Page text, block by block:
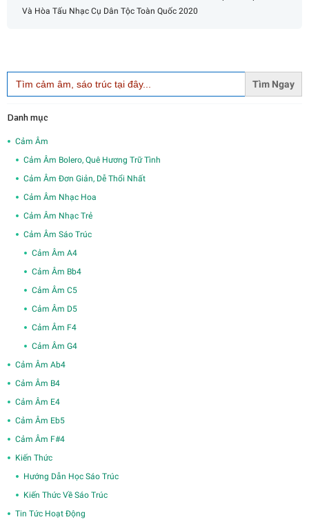
Và Hòa Tấu Nhạc Cụ Dân Tộc Toàn Quốc 2020
Search
for:
Danh mục
Cảm Âm
Cảm Âm Bolero, Quê Hương Trữ Tình
Cảm Âm Đơn Giản, Dễ Thổi Nhất
Cảm Âm Nhạc Hoa
Cảm Âm Nhạc Trẻ
Cảm Âm Sáo Trúc
Cảm Âm A4
Cảm Âm Bb4
Cảm Âm C5
Cảm Âm D5
Cảm Âm F4
Cảm Âm G4
Cảm Âm Ab4
Cảm Âm B4
Cảm Âm E4
Cảm Âm Eb5
Cảm Âm F#4
Kiến Thức
Hướng Dẫn Học Sáo Trúc
Kiến Thức Về Sáo Trúc
Tin Tức Hoạt Động